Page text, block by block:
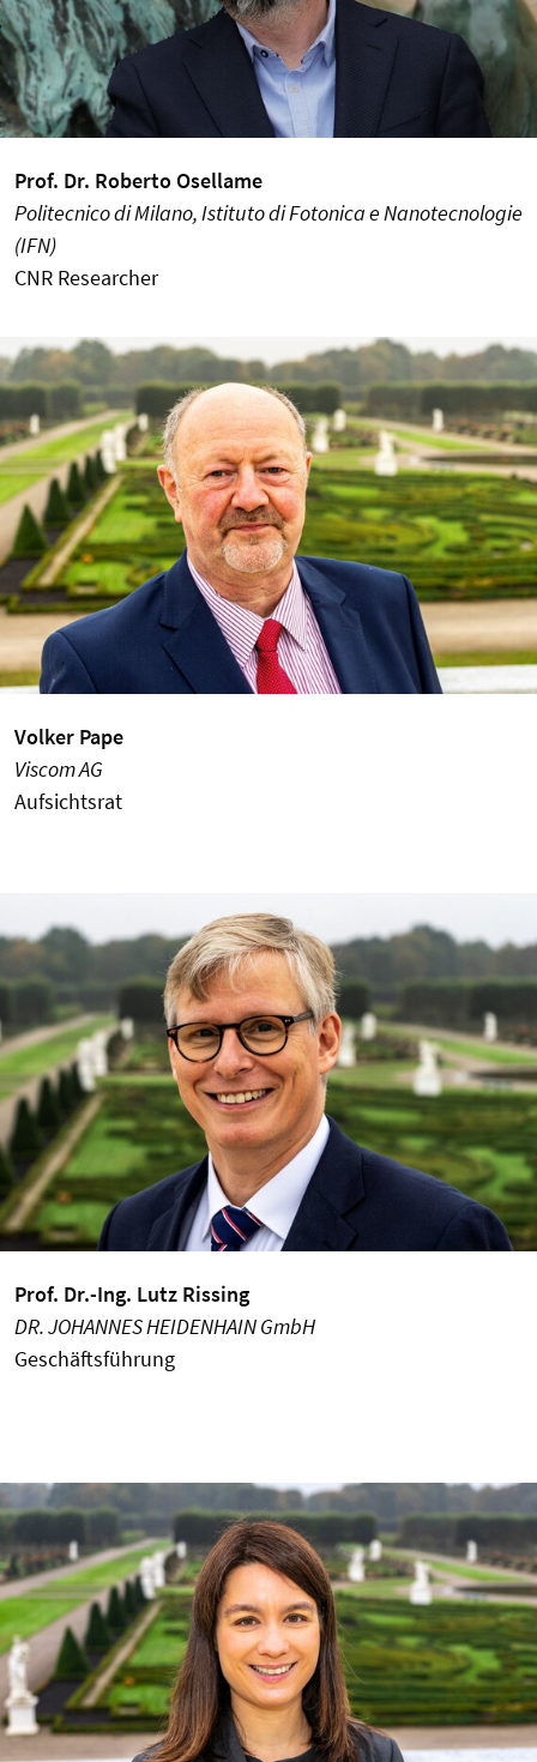
Prof. Dr. Roberto Osellame
Politecnico di Milano, Istituto di Fotonica e Nanotecnologie
(IFN)
CNR Researcher
Volker Pape
Viscom AG
Aufsichtsrat
Prof. Dr.-Ing. Lutz Rissing
DR. JOHANNES HEIDENHAIN GmbH
Geschäftsführung